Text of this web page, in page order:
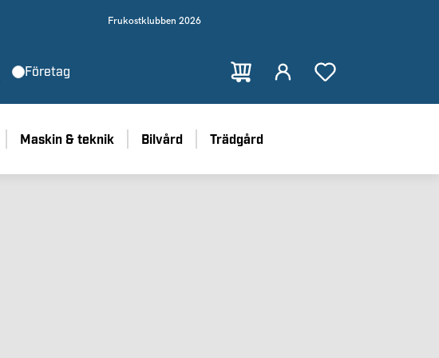
Frukostklubben 2026
Företag
Maskin & teknik Bilvård Trädgård